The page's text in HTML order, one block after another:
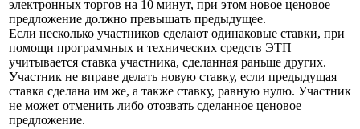
электронных торгов на 10 минут, при этом новое ценовое
предложение должно превышать предыдущее.
Если несколько участников сделают одинаковые ставки, при
помощи программных и технических средств ЭТП
учитывается ставка участника, сделанная раньше других.
Участник не вправе делать новую ставку, если предыдущая
ставка сделана им же, а также ставку, равную нулю. Участник
не может отменить либо отозвать сделанное ценовое
предложение.